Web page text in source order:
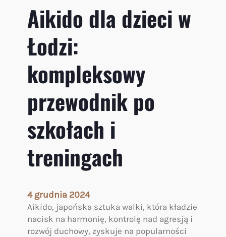
d
e
o
o
k
o
l
e
n
a
Aikido dla dzieci w
Łodzi:
kompleksowy
przewodnik po
szkołach i
treningach
4 grudnia 2024
Aikido, japońska sztuka walki, która kładzie
nacisk na harmonię, kontrolę nad agresją i
rozwój duchowy, zyskuje na popularności